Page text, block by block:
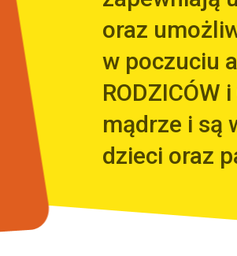
oraz
w poczuciu
RODZICÓW
mądrze i są
dzieci oraz